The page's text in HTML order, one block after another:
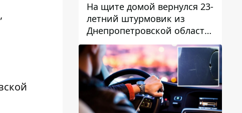
На щите домой вернулся 23-
летний штурмовик из
Днепропетровской области
Богдан Бескровный